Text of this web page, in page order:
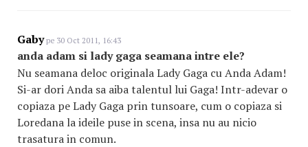
Gabype 30 Oct 2011, 16:43
anda adam si lady gaga seamana intre ele?
Nu seamana deloc originala Lady Gaga cu Anda Adam!
Si-ar dori Anda sa aiba talentul lui Gaga! Intr-adevar o
copiaza pe Lady Gaga prin tunsoare, cum o copiaza si
Loredana la ideile puse in scena, insa nu au nicio
trasatura in comun.